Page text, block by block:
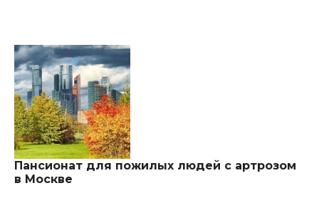
Пансионат для пожилых людей с артрозом
в Москве